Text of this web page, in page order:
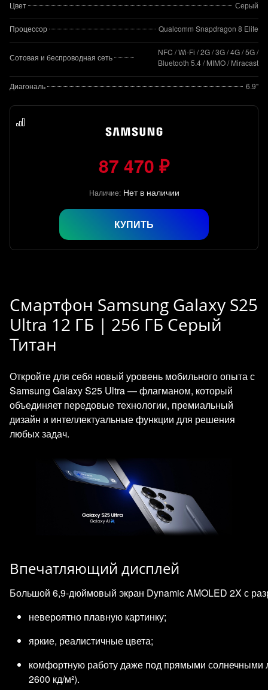
Цвет Серый
Процессор Qualcomm Snapdragon 8 Elite
Сотовая и беспроводная сеть
NFC / Wi-Fi / 2G / 3G / 4G / 5G /
Bluetooth 5.4 / MIMO / Miracast
Диагональ 6.9"
87 470 ₽
Наличие: Нет в наличии
КУПИТЬ
Смартфон Samsung Galaxy S25
Ultra 12 ГБ | 256 ГБ Серый
Титан
Откройте для себя новый уровень мобильного опыта с
Samsung Galaxy S25 Ultra — флагманом, который
объединяет передовые технологии, премиальный
дизайн и интеллектуальные функции для решения
любых задач.
Впечатляющий дисплей
Большой 6,9‑дюймовый экран Dynamic AMOLED 2X с
невероятно плавную картинку;
яркие, реалистичные цвета;
комфортную работу даже под прямыми солнечными
2600 кд/м²).